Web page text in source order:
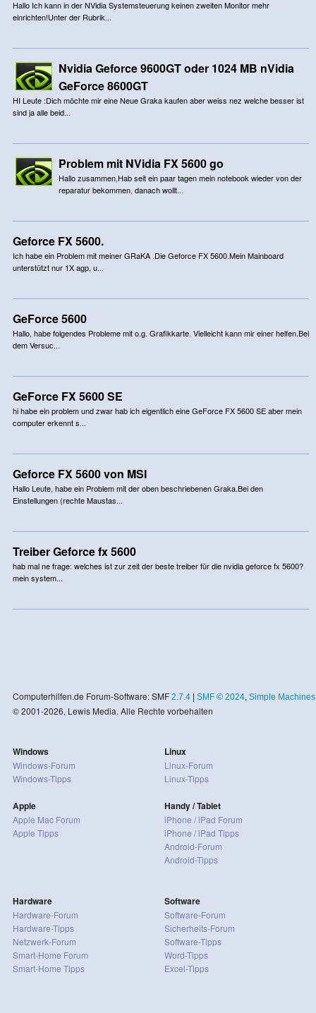
Hallo Ich kann in der NVidia Systemsteuerung keinen zweiten Monitor mehr
einrichten!Unter der Rubrik...
Nvidia Geforce 9600GT oder 1024 MB nVidia
GeForce 8600GT
HI Leute :Dich möchte mir eine Neue Graka kaufen aber weiss nez welche besser ist
sind ja alle beid...
Problem mit NVidia FX 5600 go
Hallo zusammen,Hab seit ein paar tagen mein notebook wieder von der
reparatur bekommen, danach wollt...
Geforce FX 5600.
Ich habe ein Problem mit meiner GRaKA .Die Geforce FX 5600.Mein Mainboard
unterstützt nur 1X agp, u...
GeForce 5600
Hallo, habe folgendes Probleme mit o.g. Grafikkarte. Vielleicht kann mir einer helfen.Bei
dem Versuc...
GeForce FX 5600 SE
hi habe ein problem und zwar hab ich eigentlich eine GeForce FX 5600 SE aber mein
computer erkennt s...
Geforce FX 5600 von MSI
Hallo Leute, habe ein Problem mit der oben beschriebenen Graka.Bei den
Einstellungen (rechte Maustas...
Treiber Geforce fx 5600
hab mal ne frage: welches ist zur zeit der beste treiber für die nvidia geforce fx 5600?
mein system...
Computerhilfen.de Forum-Software: SMF 2.7.4| SMF © 2024, Simple Machines
© 2001-2026, Lewis Media. Alle Rechte vorbehalten
Windows
Windows-Forum
Windows-Tipps
Apple
Apple Mac Forum
Apple Tipps
Linux
Linux-Forum
Linux-Tipps
Handy / Tablet
iPhone / iPad Forum
iPhone / iPad Tipps
Android-Forum
Android-Tipps
Hardware
Hardware-Forum
Hardware-Tipps
Netzwerk-Forum
Smart-Home Forum
Smart-Home Tipps
Software
Software-Forum
Sicherheits-Forum
Software-Tipps
Word-Tipps
Excel-Tipps